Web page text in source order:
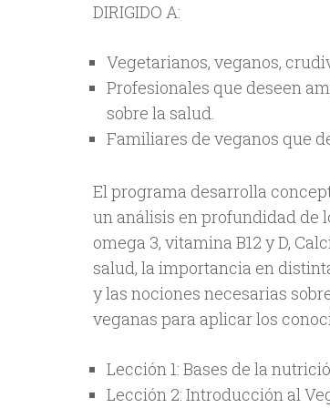
DIRIGIDO A:
Vegetarianos, veganos,
Profesionales que deseen
sobre la salud.
Familiares de veganos que
El programa desarrolla
un análisis en profundidad de
omega 3, vitamina B12 y D,
salud, la importancia en
y las nociones necesarias
veganas para aplicar los
Lección 1: Bases de la
Lección 2: Introducción al